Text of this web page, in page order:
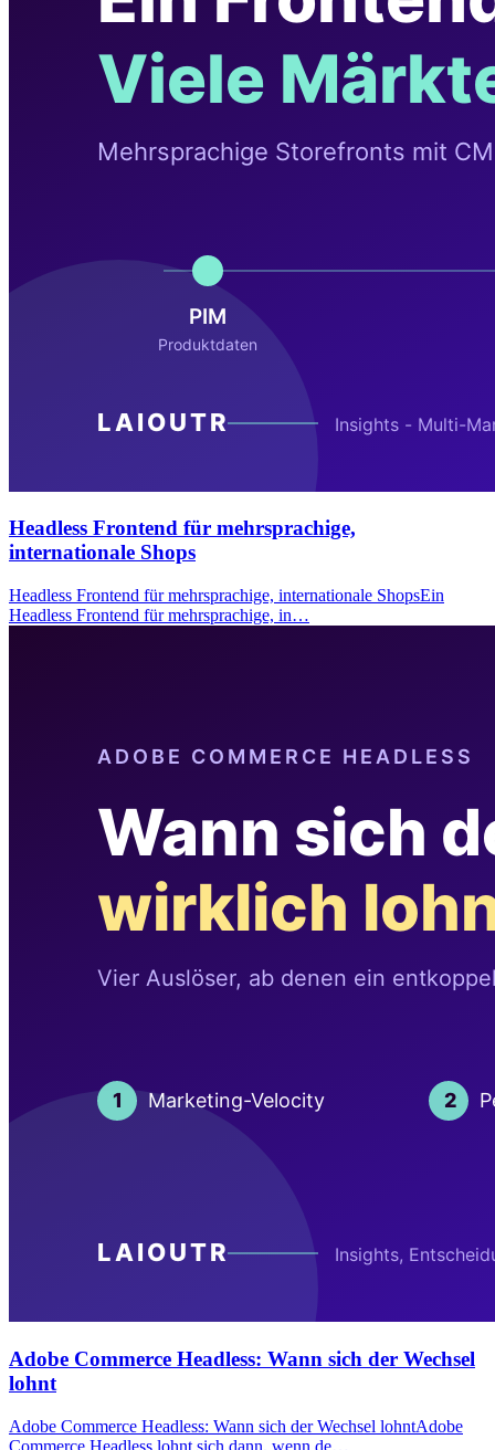
Headless Frontend für mehrsprachige,
internationale Shops
Headless Frontend für mehrsprachige, internationale ShopsEin
Headless Frontend für mehrsprachige, in…
Adobe Commerce Headless: Wann sich der Wechsel
lohnt
Adobe Commerce Headless: Wann sich der Wechsel lohntAdobe
Commerce Headless lohnt sich dann, wenn de…